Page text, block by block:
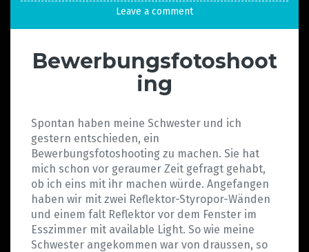
Leave a comment
Bewerbungsfotoshoot
ing
Spontan haben meine Schwester und ich
gestern entschieden, ein
Bewerbungsfotoshooting zu machen. Sie hat
mich schon vor geraumer Zeit gefragt gehabt,
ob ich eins mit ihr machen würde. Angefangen
haben wir mit zwei Reflektor-Styropor-Wänden
und einem falt Reflektor vor dem Fenster im
Esszimmer mit available Light. So wie meine
Schwester angekommen war von draussen, so